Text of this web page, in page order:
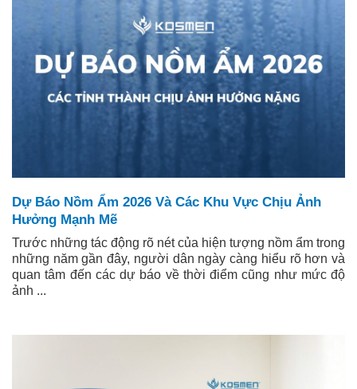
Dự Báo Nồm Ẩm 2026 Và Các Khu Vực Chịu Ảnh
Hưởng Mạnh Mẽ
Trước những tác động rõ nét của hiện tượng nồm ẩm trong
những năm gần đây, người dân ngày càng hiểu rõ hơn và
quan tâm đến các dự báo về thời điểm cũng như mức độ
ảnh ...